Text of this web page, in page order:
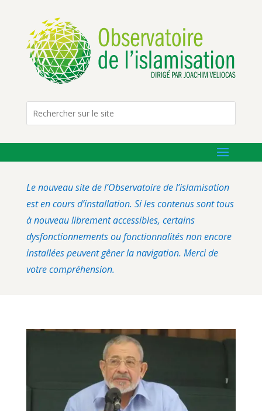
Le nouveau site de l’Observatoire de l’islamisation
est en cours d’installation. Si les contenus sont tous
à nouveau librement accessibles, certains
dysfonctionnements ou fonctionnalités non encore
installées peuvent gêner la navigation. Merci de
votre compréhension.